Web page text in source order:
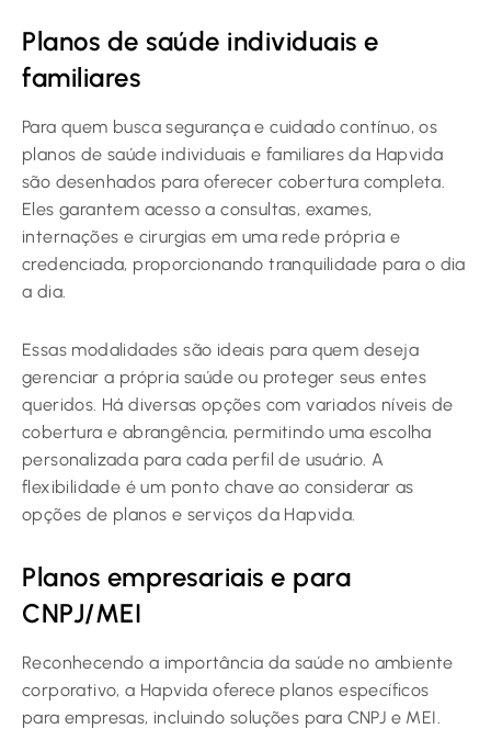
Planos de saúde individuais e
familiares
Para quem busca segurança e cuidado contínuo, os
planos de saúde individuais e familiares da Hapvida
são desenhados para oferecer cobertura completa.
Eles garantem acesso a consultas, exames,
internações e cirurgias em uma rede própria e
credenciada, proporcionando tranquilidade para o dia
a dia.
Essas modalidades são ideais para quem deseja
gerenciar a própria saúde ou proteger seus entes
queridos. Há diversas opções com variados níveis de
cobertura e abrangência, permitindo uma escolha
personalizada para cada perfil de usuário. A
flexibilidade é um ponto chave ao considerar as
opções de planos e serviços da Hapvida.
Planos empresariais e para
CNPJ/MEI
Reconhecendo a importância da saúde no ambiente
corporativo, a Hapvida oferece planos específicos
para empresas, incluindo soluções para CNPJ e MEI.